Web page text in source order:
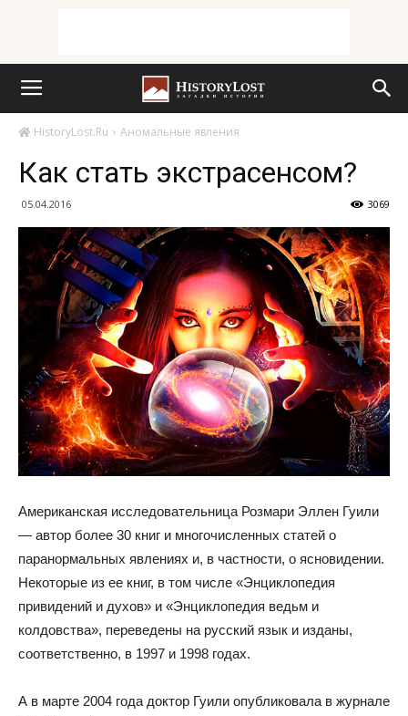
HistoryLost.Ru Аномальные явления
Как стать экстрасенсом?
05.04.2016 3069
Американская исследовательница Розмари Эллен Гуили
— автор более 30 книг и многочисленных статей о
паранормальных явлениях и, в частности, о ясновидении.
Некоторые из ее книг, в том числе «Энциклопедия
привидений и духов» и «Энциклопедия ведьм и
колдовства», переведены на русский язык и изданы,
соответственно, в 1997 и 1998 годах.
А в марте 2004 года доктор Гуили опубликовала в журнале